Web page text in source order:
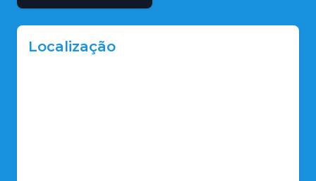
Localização